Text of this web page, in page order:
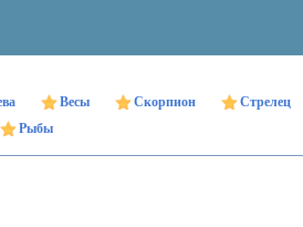
Весы Скорпион Стрелец
Рыбы